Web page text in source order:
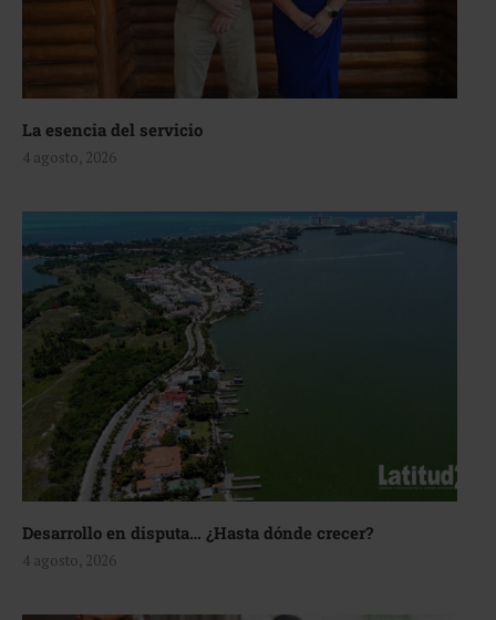
La esencia del servicio
4 agosto, 2026
Desarrollo en disputa… ¿Hasta dónde crecer?
4 agosto, 2026